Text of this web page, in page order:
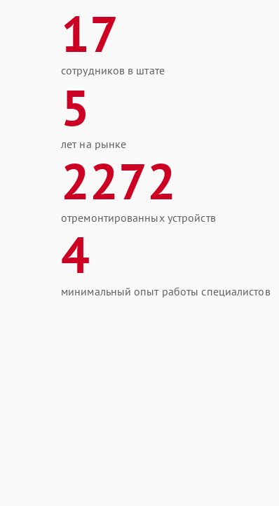
17
сотрудников в штате
5
лет на рынке
2272
отремонтированных устройств
4
минимальный опыт работы специалистов